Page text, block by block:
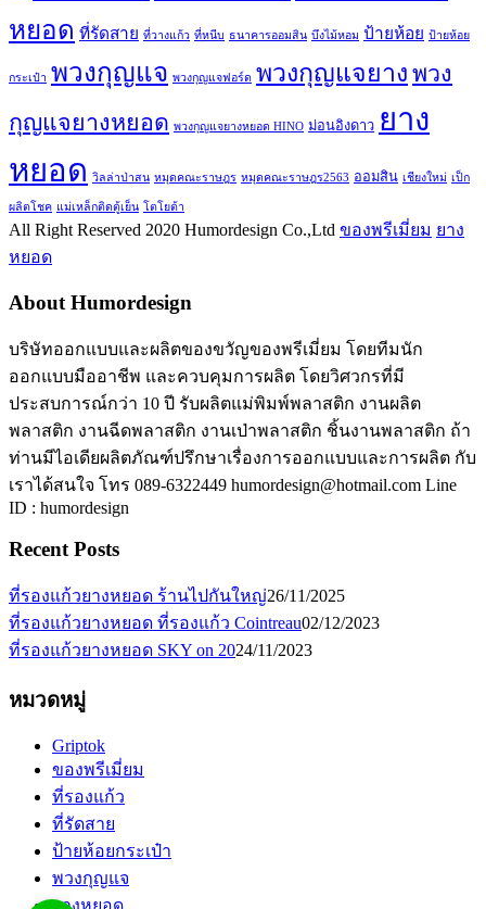
หยอด ที่รัดสาย ที่วางแก้ว ที่หนีบ ธนาคารออมสิน บึงไม้หอม ป้ายห้อย ป้ายห้อย
กระเป๋า พวงกุญแจ พวงกุญแจฟอร์ด พวงกุญแจยาง พวง
กุญแจยางหยอด พวงกุญแจยางหยอด HINO ม่อนอิงดาว ยาง
หยอด วิลล่าป่าสน หมุดคณะราษฎร หมุดคณะราษฎร2563 ออมสิน เชียงใหม่ เป็ก
ผลิตโชค แม่เหล็กติดตู้เย็น โตโยต้า
All Right Reserved 2020 Humordesign Co.,Ltd ของพรีเมี่ยม ยาง
หยอด
About Humordesign
บริษัทออกแบบและผลิตของขวัญของพรีเมี่ยม โดยทีมนัก
ออกแบบมืออาชีพ และควบคุมการผลิต โดยวิศวกรที่มี
ประสบการณ์กว่า 10 ปี รับผลิตแม่พิมพ์พลาสติก งานผลิต
พลาสติก งานฉีดพลาสติก งานเป่าพลาสติก ชิ้นงานพลาสติก ถ้า
ท่านมีไอเดียผลิตภัณฑ์ปรึกษาเรื่องการออกแบบและการผลิต กับ
เราได้สนใจ โทร 089-6322449 humordesign@hotmail.com Line
ID : humordesign
Recent Posts
ที่รองแก้วยางหยอด ร้านไปกันใหญ่26/11/2025
ที่รองแก้วยางหยอด ที่รองแก้ว Cointreau02/12/2023
ที่รองแก้วยางหยอด SKY on 2024/11/2023
หมวดหมู่
Griptok
ของพรีเมี่ยม
ที่รองแก้ว
ที่รัดสาย
ป้ายห้อยกระเป๋า
พวงกุญแจ
ยางหยอด